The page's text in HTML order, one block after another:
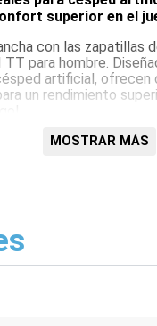
superior en el
con las zapatillas
para hombre.
artificial,
un rendimiento
MOSTRAR MÁS